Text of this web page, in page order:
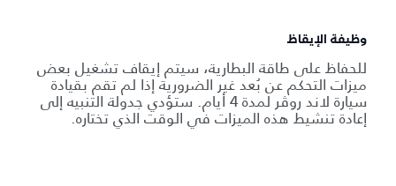
وظيفة الإيقاظ
للحفاظ على طاقة البطارية، سيتم إيقاف تشغيل بعض
ميزات التحكم عن بُعد غير الضرورية إذا لم تقم بقيادة
سيارة لاند روڤر لمدة 4 أيام. ستؤدي جدولة التنبيه إلى
إعادة تنشيط هذه الميزات في الوقت الذي تختاره.